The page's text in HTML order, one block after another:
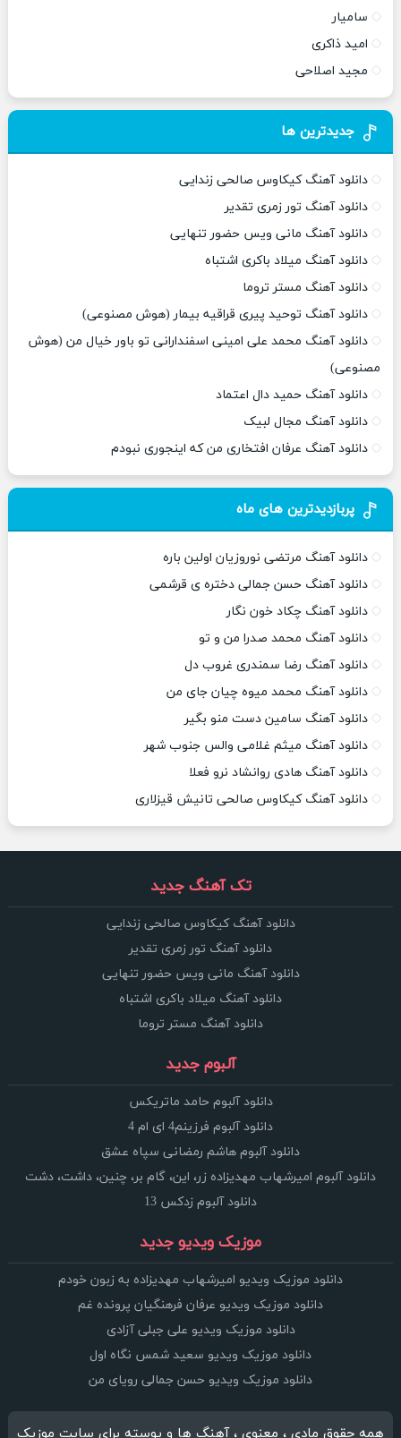
سامیار
امید ذاکری
مجید اصلاحی
جدیدترین ها
دانلود آهنگ کیکاوس صالحی زندایی
دانلود آهنگ تور زمری تقدیر
دانلود آهنگ مانی ویس حضور تنهایی
دانلود آهنگ میلاد باکری اشتباه
دانلود آهنگ مستر تروما
دانلود آهنگ توحید پیری قراقیه بیمار (هوش مصنوعی)
دانلود آهنگ محمد علی امینی اسفندارانی تو باور خیال من (هوش
مصنوعی)
دانلود آهنگ حمید دال اعتماد
دانلود آهنگ مجال لبیک
دانلود آهنگ عرفان افتخاری من که اینجوری نبودم
پربازدیدترین های ماه
دانلود آهنگ مرتضی نوروزیان اولین باره
دانلود آهنگ حسن جمالی دختره ی قرشمی
دانلود آهنگ چکاد خون نگار
دانلود آهنگ محمد صدرا من و تو
دانلود آهنگ رضا سمندری غروب دل
دانلود آهنگ محمد میوه چیان جای من
دانلود آهنگ سامین دست منو بگیر
دانلود آهنگ میثم غلامی والس جنوب شهر
دانلود آهنگ هادی روانشاد نرو فعلا
دانلود آهنگ کیکاوس صالحی تانیش قیزلاری
تک آهنگ جدید
دانلود آهنگ کیکاوس صالحی زندایی
دانلود آهنگ تور زمری تقدیر
دانلود آهنگ مانی ویس حضور تنهایی
دانلود آهنگ میلاد باکری اشتباه
دانلود آهنگ مستر تروما
آلبوم جدید
دانلود آلبوم حامد ماتریکس
دانلود آلبوم فرزینم4 ای ام 4
دانلود آلبوم هاشم رمضانی سپاه عشق
دانلود آلبوم امیرشهاب مهدیزاده زر، این، گام بر، چنین، داشت، دشت
دانلود آلبوم زدکس 13
موزیک ویدیو جدید
دانلود موزیک ویدیو امیرشهاب مهدیزاده به زبون خودم
دانلود موزیک ویدیو عرفان فرهنگیان پرونده غم
دانلود موزیک ویدیو علی جبلی آزادی
دانلود موزیک ویدیو سعید شمس نگاه اول
دانلود موزیک ویدیو حسن جمالی رویای من
همه حقوق مادی ، معنوی ، آهنگ ها و پوسته برای سایت موزیک